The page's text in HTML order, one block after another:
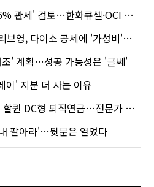
세' 검토…한화큐셀·OCI 영향은?
, 다이소 공세에 '가성비'로 맞불
' 계획…성공 가능성은 '글쎄'
이' 지분 더 사는 이유
DC형 퇴직연금…전문가 조언은
팔아라'…뒷문은 열었다